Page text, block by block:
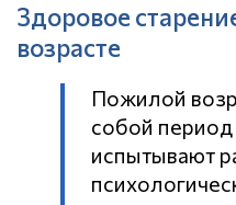
Здоровое
возрасте
Пожилой
собой
испытывают